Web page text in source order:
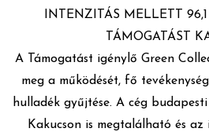
INTENZITÁS MELLETT
TÁMOGATÁST
A Támogatást igénylő Green
meg a működését, fő
hulladék gyűjtése. A cég
Kakucson is megtalálható és